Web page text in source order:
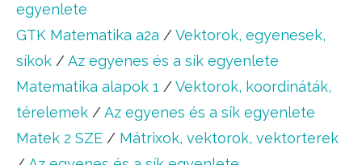
egyenlete
GTK Matematika a2a / Vektorok, egyenesek,
síkok / Az egyenes és a sík egyenlete
Matematika alapok 1 / Vektorok, koordináták,
térelemek / Az egyenes és a sík egyenlete
Matek 2 SZE / Mátrixok, vektorok, vektorterek